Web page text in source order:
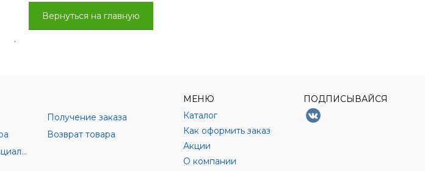
Вернуться на главную
.
Получение заказа
Возврат товара
Политика конфиденциальности
МЕНЮ
Каталог
Как оформить заказ
Акции
О компании
ПОДПИСЫВАЙСЯ